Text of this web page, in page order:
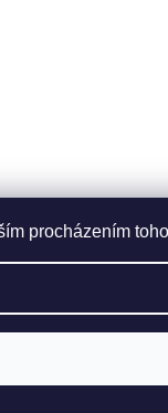
procházením